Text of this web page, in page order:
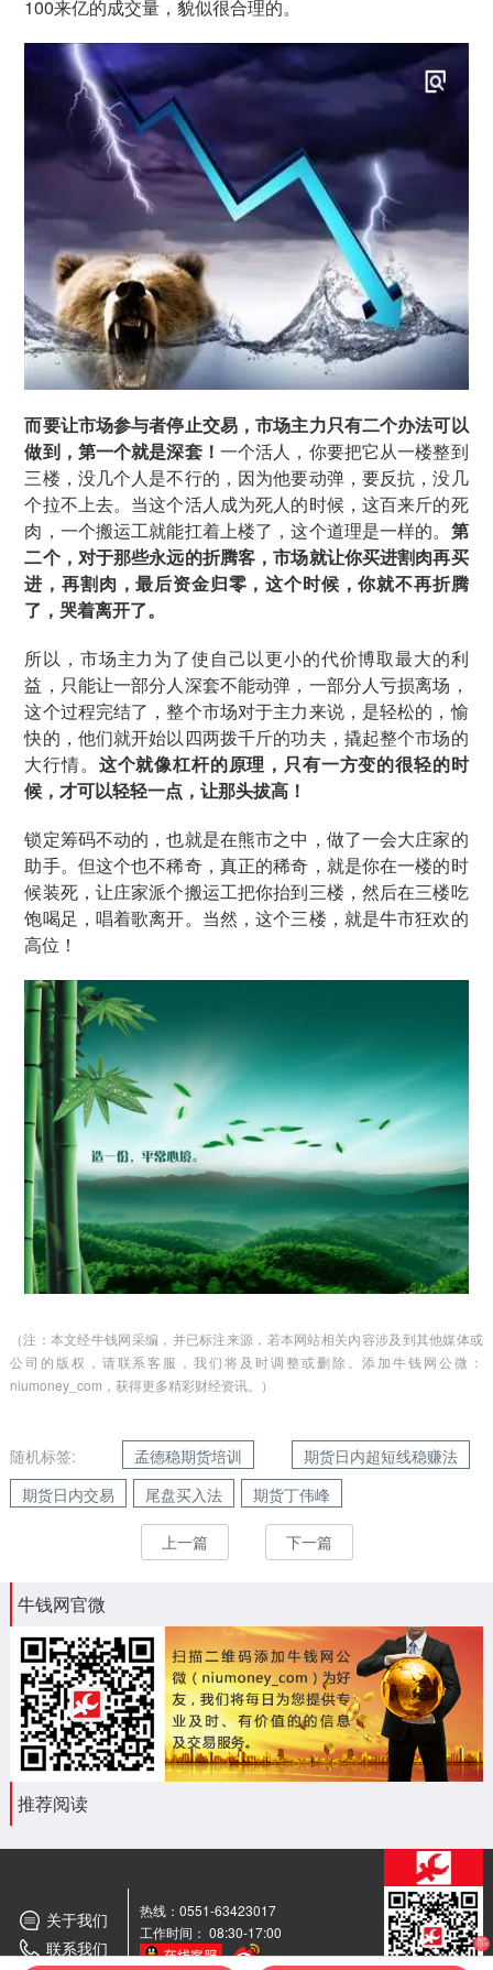
100来亿的成交量，貌似很合理的。
而要让市场参与者停止交易，市场主力只有二个办法可以
做到，第一个就是深套！ 一个活人，你要把它从一楼整到
三楼，没几个人是不行的，因为他要动弹，要反抗，没几
个拉不上去。当这个活人成为死人的时候，这百来斤的死
肉，一个搬运工就能扛着上楼了，这个道理是一样的。 第
二个，对于那些永远的折腾客，市场就让你买进割肉再买
进，再割肉，最后资金归零，这个时候，你就不再折腾
了，哭着离开了。
所以，市场主力为了使自己以更小的代价博取最大的利
益，只能让一部分人深套不能动弹，一部分人亏损离场，
这个过程完结了，整个市场对于主力来说，是轻松的，愉
快的，他们就开始以四两拨千斤的功夫，撬起整个市场的
大行情。 这个就像杠杆的原理，只有一方变的很轻的时
候，才可以轻轻一点，让那头拔高！
锁定筹码不动的，也就是在熊市之中，做了一会大庄家的
助手。但这个也不稀奇，真正的稀奇，就是你在一楼的时
候装死，让庄家派个搬运工把你抬到三楼，然后在三楼吃
饱喝足，唱着歌离开。当然，这个三楼，就是牛市狂欢的
高位！
（注：本文经牛钱网采编，并已标注来源，若本网站相关内容涉及到其他媒体或
公司的版权，请联系客服，我们将及时调整或删除。添加牛钱网公微：
niumoney_com，获得更多精彩财经资讯。）
随机标签: 孟德稳期货培训
期货日内超短线稳赚法
期货日内交易
尾盘买入法 期货丁伟峰
上一篇 下一篇
牛钱网官微
推荐阅读
关于我们
联系我们
热线：0551-63423017
工作时间： 08:30-17:00
期货
交流群